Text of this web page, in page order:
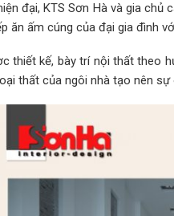
đại, KTS Sơn Hà và gia
ăn ấm cúng của đại gia đình
thiết kế, bày trí nội thất theo
thất của ngôi nhà tạo nên sự